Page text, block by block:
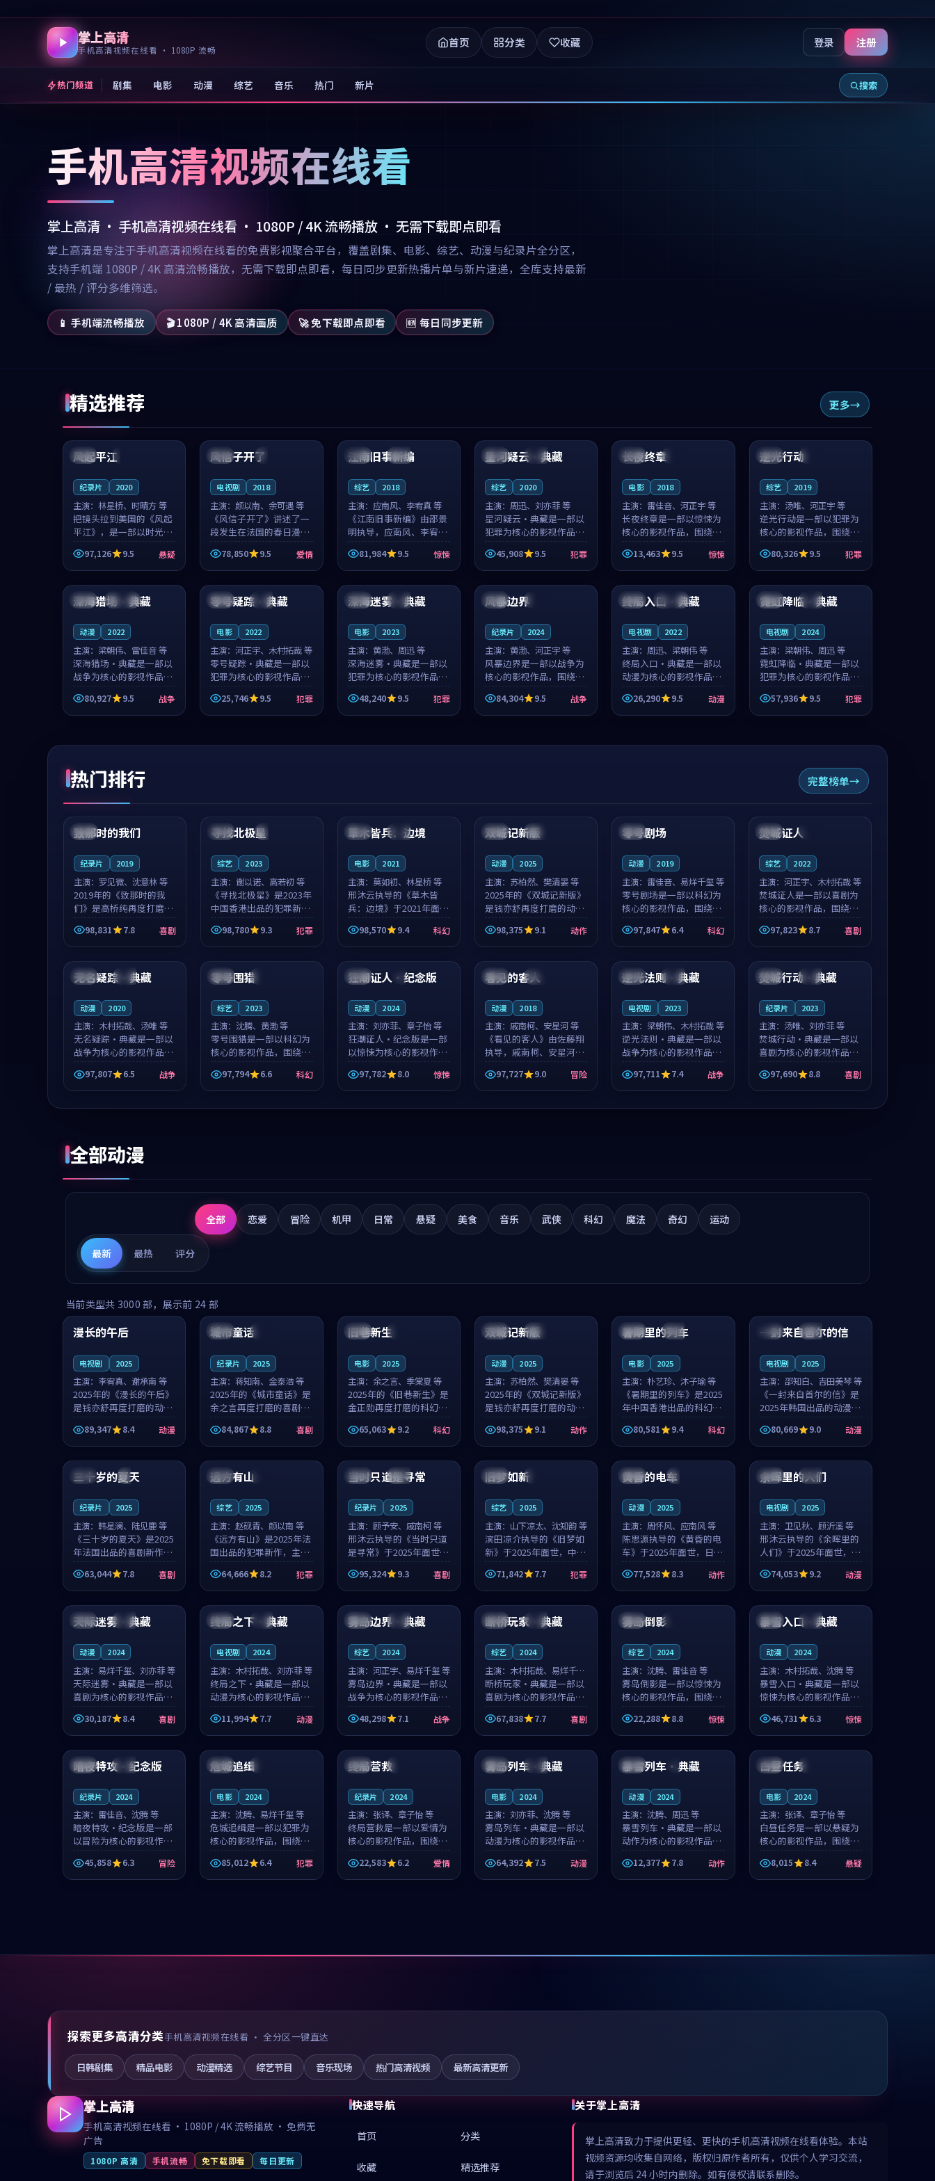
掌上高清
手机高清视频在线看 · 1080P 流畅
首页 分类 收藏 登录 注册
热门频道 剧集 电影 动漫 综艺 音乐 热门 新片 搜索
手机高清视频在线看
掌上高清 · 手机高清视频在线看 · 1080P / 4K 流畅播放 · 无需下载即点即看
掌上高清是专注于手机高清视频在线看的免费影视聚合平台，覆盖剧集、电影、综艺、动漫与纪录片全分区，
支持手机端 1080P / 4K 高清流畅播放，无需下载即点即看，每日同步更新热播片单与新片速递，全库支持最新
/ 最热 / 评分多维筛选。
📱 手机端流畅播放 🎬 1080P / 4K 高清画质 🚀 免下载即点即看 🆕 每日同步更新
精选推荐 更多
美国
99:07
风起平江
纪录片 2020
主演： 林星桥、时晴方 等
把镜头拉到美国的《风起
平江》，是一部以时光记
忆为底色的悬疑作品。林
星桥和时晴方贡献了2020
年颇受关注的合作演出，
影片在情感层次与现实质
感之间游...
97,126 9.5 悬疑
法国 4K
99:21
风信子开了
电视剧 2018
主演：颜以南、余可遇 等
《风信子开了》讲述了一
段发生在法国的春日漫步
故事。颜以南饰演的主角
与余可遇的角色因一场意
外卷入更深的纠葛，爱情
元素贯穿始终，节奏稳健
而富有张力，...
78,850 9.5 爱情
日本 院线
99:53
江南旧事新编
综艺 2018
主演： 应南风、李宥真 等
《江南旧事新编》由邵景
明执导，应南风、李宥真
领衔主演，是一部2018年
上映的日本惊悚综艺。影
片以邻里温情为切入，呈
现一段从初遇到告别都浸
着真实情...
81,984 9.5 惊悚
泰国 高分
99:01
星河疑云·典藏
综艺 2020
主演： 周迅、刘亦菲 等
星河疑云·典藏是一部以
犯罪为核心的影视作品，
围绕危机、反转与人物成
长展开，整体节奏紧凑，
值得推荐观看。
45,908 9.5 犯罪
日本
99:26
长夜终章
电影 2018
主演： 雷佳音、河正宇 等
长夜终章是一部以惊悚为
核心的影视作品，围绕危
机、反转与人物成长展
开，整体节奏紧凑，值得
推荐观看。
13,463 9.5 惊悚
中国
99:24
逆光行动
综艺 2019
主演： 汤唯、河正宇 等
逆光行动是一部以犯罪为
核心的影视作品，围绕危
机、反转与人物成长展
开，整体节奏紧凑，值得
推荐观看。
80,326 9.5 犯罪
泰国 连载中
99:06
深海猎场·典藏
动漫 2022
主演： 梁朝伟、雷佳音 等
深海猎场·典藏是一部以
战争为核心的影视作品，
围绕危机、反转与人物成
长展开，整体节奏紧凑，
值得推荐观看。
80,927 9.5 战争
中国 独播
99:08
零号疑踪·典藏
电影 2022
主演：河正宇、木村拓哉 等
零号疑踪·典藏是一部以
犯罪为核心的影视作品，
围绕危机、反转与人物成
长展开，整体节奏紧凑，
值得推荐观看。
25,746 9.5 犯罪
泰国 热播
99:06
深海迷雾·典藏
电影 2023
主演： 黄渤、周迅 等
深海迷雾·典藏是一部以
犯罪为核心的影视作品，
围绕危机、反转与人物成
长展开，整体节奏紧凑，
值得推荐观看。
48,240 9.5 犯罪
法国
99:02
风暴边界
纪录片 2024
主演： 黄渤、河正宇 等
风暴边界是一部以战争为
核心的影视作品，围绕危
机、反转与人物成长展
开，整体节奏紧凑，值得
推荐观看。
84,304 9.5 战争
韩国 连载中
99:19
终局入口·典藏
电视剧 2022
主演：周迅、梁朝伟 等
终局入口·典藏是一部以
动漫为核心的影视作品，
围绕危机、反转与人物成
长展开，整体节奏紧凑，
值得推荐观看。
26,290 9.5 动漫
中国 热播
99:11
霓虹降临·典藏
电视剧 2024
主演： 梁朝伟、周迅 等
霓虹降临·典藏是一部以
犯罪为核心的影视作品，
围绕危机、反转与人物成
长展开，整体节奏紧凑，
值得推荐观看。
57,936 9.5 犯罪
热门排行 完整榜单
中国 4K
99:22
致那时的我们
纪录片 2019
主演： 罗见微、沈意林 等
2019年的《致那时的我
们》是高桥纯再度打磨的
喜剧佳作。中国大陆的取
景与都市寓言的氛围相互
成就，罗见微与沈意林的
影片在悬念...
98,831 7.8 喜剧
中国 4K
99:18
寻找北极星
综艺 2023
主演： 谢以诺、高若初 等
《寻找北极星》是2023年
中国香港出品的犯罪新
作，主创团队希望用公路
冒险的故事让观众停下来
想一想。谢以诺领衔，高
柯的叙事节...
98,780 9.3 犯罪
泰国 独播
99:44
草木皆兵：边境
电影 2021
主演： 莫如初、林星桥 等
邢沐云执导的《草木皆
兵：边境》于2021年面
世，泰国的城市气质与校
园青春的人物心境共同构
筑了影片基调。莫如初、
整部科幻电影...
98,570 9.4 科幻
中国 独播
99:40
双城记新版
动漫 2025
主演： 苏柏然、樊清晏 等
2025年的《双城记新版》
是钱亦舒再度打磨的动作
佳作。中国大陆的取景与
沙漠探险的氛围相互成
就，苏柏然与樊清晏的对
片在悬念与...
98,375 9.1 动作
中国
99:26
零号剧场
动漫 2019
主演： 雷佳音、易烊千玺 等
零号剧场是一部以科幻为
核心的影视作品，围绕危
机、反转与人物成长展
开，整体节奏紧凑，值得
推荐观看。
97,847 6.4 科幻
英国
99:30
焚城证人
综艺 2022
主演： 河正宇、木村拓哉 等
焚城证人是一部以喜剧为
核心的影视作品，围绕危
机、反转与人物成长展
开，整体节奏紧凑，值得
推荐观看。
97,823 8.7 喜剧
中国 独播
99:24
无名疑踪·典藏
动漫 2020
主演： 木村拓哉、汤唯 等
无名疑踪·典藏是一部以
战争为核心的影视作品，
围绕危机、反转与人物成
长展开，整体节奏紧凑，
值得推荐观看。
97,807 6.5 战争
法国
99:42
零号围猎
综艺 2023
主演： 沈腾、黄渤 等
零号围猎是一部以科幻为
核心的影视作品，围绕危
机、反转与人物成长展
开，整体节奏紧凑，值得
推荐观看。
97,794 6.6 科幻
日本 4K
99:02
狂潮证人·纪念版
动漫 2024
主演： 刘亦菲、章子怡 等
狂潮证人·纪念版是一部
以惊悚为核心的影视作
品，围绕危机、反转与人
物成长展开，整体节奏紧
凑，值得推荐观看。
97,782 8.0 惊悚
泰国 完结
99:05
看见的客人
动漫 2018
主演： 戚南柯、安星河 等
《看见的客人》由佐藤翔
执导，戚南柯、安星河领
衔主演，是一部2018年上
映的泰国冒险动漫。影片
以海岸抒情为切入，呈现
一段从初遇到告别都浸着
97,727 9.0 冒险
中国 高分
99:34
逆光法则·典藏
电视剧 2023
主演： 梁朝伟、木村拓哉 等
逆光法则·典藏是一部以
战争为核心的影视作品，
围绕危机、反转与人物成
长展开，整体节奏紧凑，
值得推荐观看。
97,711 7.4 战争
中国 院线
92:02
焚城行动·典藏
纪录片 2023
主演： 汤唯、刘亦菲 等
焚城行动·典藏是一部以
喜剧为核心的影视作品，
围绕危机、反转与人物成
长展开，整体节奏紧凑，
值得推荐观看。
97,690 8.8 喜剧
全部动漫
全部 恋爱 冒险 机甲 日常 悬疑 美食 音乐 武侠 科幻 魔法 奇幻 运动
最新 最热 评分
当前类型共 3000 部，展示前 24 部
中国 高分
99:16
漫长的午后
电视剧 2025
主演： 李宥真、谢承南 等
2025年的《漫长的午后》
是钱亦舒再度打磨的动漫
佳作。中国大陆的取景与
海岛日常的氛围相互成
就，李宥真与谢承南的对
手戏自然克制，让整部影
片在悬念与...
89,347 8.4 动漫
美国
城市童话
纪录片 2025
主演：蒋知南、金泰浩 等
2025年的《城市童话》是
余之言再度打磨的喜剧佳
作。美国的取景与历史战
争的氛围相互成就，蒋知
南与金泰浩的对手戏自然
克制，让整部影片在悬念
与温度之...
84,867 8.8 喜剧
英国
旧巷新生
电影 2025
主演： 余之言、季棠夏 等
2025年的《旧巷新生》是
金正勋再度打磨的科幻佳
作。英国的取景与雨夜物
语的氛围相互成就，余之
言与季棠夏的对手戏自然
克制，让整部影片在悬念
与温度之...
65,063 9.2 科幻
中国 独播
双城记新版
动漫 2025
主演： 苏柏然、樊清晏 等
2025年的《双城记新版》
是钱亦舒再度打磨的动作
佳作。中国大陆的取景与
沙漠探险的氛围相互成
就，苏柏然与樊清晏的对
手戏自然克制，让整部影
片在悬念与...
98,375 9.1 动作
中国 杜比
暑期里的列车
电影 2025
主演：朴艺珍、沐子瑜 等
《暑期里的列车》是2025
年中国香港出品的科幻新
作，主创团队希望用城市
夜归人的故事让观众停下
来想一想。朴艺珍领衔，
沐子瑜担任重要角色，郑
书延的叙...
80,581 9.4 科幻
韩国 热播
一封来自首尔的信
电视剧 2025
主演： 邵知白、吉田美琴 等
《一封来自首尔的信》是
2025年韩国出品的动漫新
作，主创团队希望用高考
往事的故事让观众停下来
想一想。邵知白领衔，吉
田美琴担任重要角色，谢
承南的叙...
80,669 9.0 动漫
法国 4K
99:12
三十岁的夏天
纪录片 2025
主演： 韩星澜、陆见鹿 等
《三十岁的夏天》是2025
年法国出品的喜剧新作，
主创团队希望用深夜电台
的故事让观众停下来想一
想。韩星澜领衔，陆见鹿
担任重要角色，山田纯一
的叙事节...
63,044 7.8 喜剧
法国
99:48
远方有山
综艺 2025
主演：赵砚青、颜以南 等
《远方有山》是2025年法
国出品的犯罪新作，主创
团队希望用高校追梦的故
事让观众停下来想一想。
赵砚青领衔，颜以南担任
重要角色，山田纯一的叙
事节奏一...
64,666 8.2 犯罪
泰国 杜比
99:32
当时只道是寻常
纪录片 2025
主演： 顾予安、戚南柯 等
邢沐云执导的《当时只道
是寻常》于2025年面世，
泰国的城市气质与母女情
深的人物心境共同构筑了
影片基调。顾予安、戚南
柯用细腻的表演撑起整部
喜剧电影...
95,324 9.3 喜剧
中国
99:08
旧梦如新
综艺 2025
主演： 山下凉太、沈知韵 等
滨田凉介执导的《旧梦如
新》于2025年面世，中国
台湾的城市气质与异国相
遇的人物心境共同构筑了
影片基调。山下凉太、沈
知韵用细腻的表演撑起整
部犯罪电...
71,842 7.7 犯罪
日本 4K
99:20
黄昏的电车
动漫 2025
主演：周怀风、应南风 等
陈思源执导的《黄昏的电
车》于2025年面世，日本
的城市气质与渔村故事的
人物心境共同构筑了影片
基调。周怀风、应南风用
细腻的表演撑起整部动作
电影，剧...
77,528 8.3 动作
泰国 完结
99:56
余晖里的人们
电视剧 2025
主演： 卫见秋、顾沂溪 等
邢沐云执导的《余晖里的
人们》于2025年面世，泰
国的城市气质与小镇生活
的人物心境共同构筑了影
片基调。卫见秋、顾沂溪
用细腻的表演撑起整部动
漫电影，...
74,053 9.2 动漫
中国 热播
99:43
天际迷雾·典藏
动漫 2024
主演： 易烊千玺、刘亦菲 等
天际迷雾·典藏是一部以
喜剧为核心的影视作品，
围绕危机、反转与人物成
长展开，整体节奏紧凑，
值得推荐观看。
30,187 8.4 喜剧
中国 杜比
99:16
终局之下·典藏
电视剧 2024
主演： 木村拓哉、刘亦菲 等
终局之下·典藏是一部以
动漫为核心的影视作品，
围绕危机、反转与人物成
长展开，整体节奏紧凑，
值得推荐观看。
11,994 7.7 动漫
中国 院线
93:37
雾岛边界·典藏
综艺 2024
主演： 河正宇、易烊千玺 等
雾岛边界·典藏是一部以
战争为核心的影视作品，
围绕危机、反转与人物成
长展开，整体节奏紧凑，
值得推荐观看。
48,298 7.1 战争
日本 杜比
99:41
断桥玩家·典藏
综艺 2024
主演： 木村拓哉、易烊千玺
等
断桥玩家·典藏是一部以
喜剧为核心的影视作品，
围绕危机、反转与人物成
长展开，整体节奏紧凑，
值得推荐观看。
67,838 7.7 喜剧
日本
88:37
雾岛倒影
综艺 2024
主演：沈腾、雷佳音 等
雾岛倒影是一部以惊悚为
核心的影视作品，围绕危
机、反转与人物成长展
开，整体节奏紧凑，值得
推荐观看。
22,288 8.8 惊悚
中国 高分
99:30
暴雪入口·典藏
动漫 2024
主演： 木村拓哉、沈腾 等
暴雪入口·典藏是一部以
惊悚为核心的影视作品，
围绕危机、反转与人物成
长展开，整体节奏紧凑，
值得推荐观看。
46,731 6.3 惊悚
泰国 完结
99:19
暗夜特攻·纪念版
纪录片 2024
主演： 雷佳音、沈腾 等
暗夜特攻·纪念版是一部
以冒险为核心的影视作
品，围绕危机、反转与人
物成长展开，整体节奏紧
凑，值得推荐观看。
45,858 6.3 冒险
中国
99:12
危城追缉
电影 2024
主演：沈腾、易烊千玺 等
危城追缉是一部以犯罪为
核心的影视作品，围绕危
机、反转与人物成长展
开，整体节奏紧凑，值得
推荐观看。
85,012 6.4 犯罪
美国
93:12
终局营救
纪录片 2024
主演： 张译、章子怡 等
终局营救是一部以爱情为
核心的影视作品，围绕危
机、反转与人物成长展
开，整体节奏紧凑，值得
推荐观看。
22,583 6.2 爱情
中国 杜比
99:18
雾岛列车·典藏
电影 2024
主演： 刘亦菲、沈腾 等
雾岛列车·典藏是一部以
动漫为核心的影视作品，
围绕危机、反转与人物成
长展开，整体节奏紧凑，
值得推荐观看。
64,392 7.5 动漫
日本 4K
99:23
暴雪列车·典藏
动漫 2024
主演：沈腾、周迅 等
暴雪列车·典藏是一部以
动作为核心的影视作品，
围绕危机、反转与人物成
长展开，整体节奏紧凑，
值得推荐观看。
12,377 7.8 动作
中国
92:22
白昼任务
电影 2024
主演： 张译、章子怡 等
白昼任务是一部以悬疑为
核心的影视作品，围绕危
机、反转与人物成长展
开，整体节奏紧凑，值得
推荐观看。
8,015 8.4 悬疑
探索更多高清分类手机高清视频在线看 · 全分区一键直达
日韩剧集 精品电影 动漫精选 综艺节目 音乐现场 热门高清视频 最新高清更新
掌上高清
手机高清视频在线看 · 1080P / 4K 流畅播放 · 免费无
广告
1080P 高清 手机流畅 免下载即看 每日更新
快速导航
首页 分类
收藏 精选推荐
关于掌上高清
掌上高清致力于提供更轻、更快的手机高清视频在线看体验。本站
视频资源均收集自网络，版权归原作者所有，仅供个人学习交流，
请于浏览后 24 小时内删除。如有侵权请联系删除。